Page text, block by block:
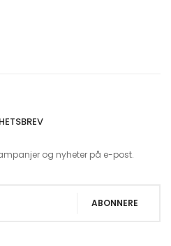
og nyheter på e-post.
ABONNERE